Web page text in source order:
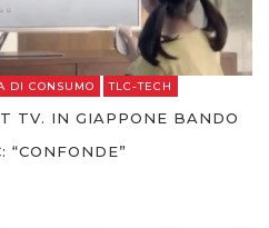
DI CONSUMO TLC-TECH
TV. IN GIAPPONE BANDO
“CONFONDE”